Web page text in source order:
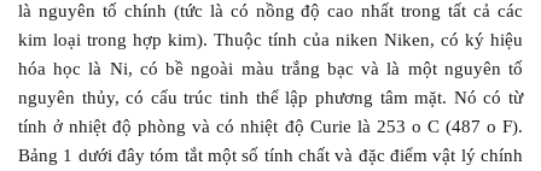
là nguyên tố chính (tức là có nồng độ cao nhất trong tất cả các
kim loại trong hợp kim). Thuộc tính của niken Niken, có ký hiệu
hóa học là Ni, có bề ngoài màu trắng bạc và là một nguyên tố
nguyên thủy, có cấu trúc tinh thể lập phương tâm mặt. Nó có từ
tính ở nhiệt độ phòng và có nhiệt độ Curie là 253 o C (487 o F).
Bảng 1 dưới đây tóm tắt một số tính chất và đặc điểm vật lý chính